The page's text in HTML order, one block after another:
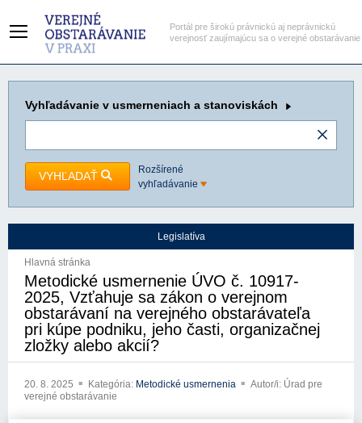
Portál pre širokú právnickú aj neprávnickú
verejnosť zaujímajúcu sa o verejné obstarávanie
Vyhľadávanie v usmerneniach a stanoviskách
VYHĽADAŤ
Rozšírené
vyhľadávanie
Legislatíva
Hlavná stránka
Metodické usmernenie ÚVO č. 10917-
2025, Vzťahuje sa zákon o verejnom
obstarávaní na verejného obstarávateľa
pri kúpe podniku, jeho časti, organizačnej
zložky alebo akcií?
20. 8. 2025 Kategória: Metodické usmernenia
Autor/i: Úrad pre
verejné obstarávanie